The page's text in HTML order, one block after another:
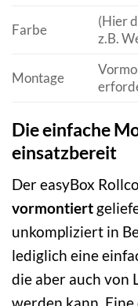
Farbe
(Hier
z.B.
Montage
Die einfache
einsatzbereit
Der easyBox
vormontiert
unkompliziert in
lediglich eine
die aber auch von